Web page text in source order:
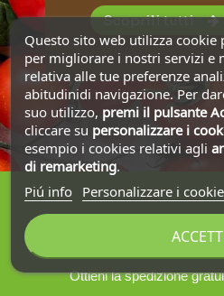
Scoprili tutti
Iscriviti alla
Ottieni la spedizione
Questo sito web utilizza
per migliorare i nostri servizi e
relativa alle tue preferenze
abitudinidi navigazione. Per
suo utilizzo, premi il pulsante
cliccare su personalizzare i
esempio i cookies relativi agli
di remarketing.
Piú info
Personalizzare i cookie